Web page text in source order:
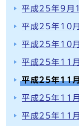
平成25年9月
平成25年10
平成25年10
平成25年11
平成25年11
平成25年11
平成25年11